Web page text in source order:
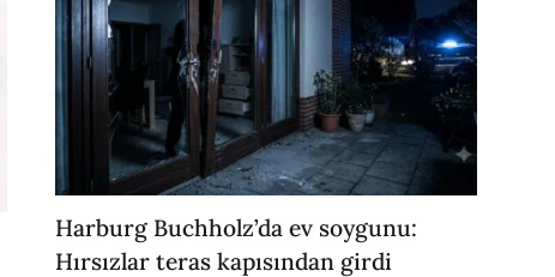
Harburg Buchholz’da ev soygunu:
Hırsızlar teras kapısından girdi